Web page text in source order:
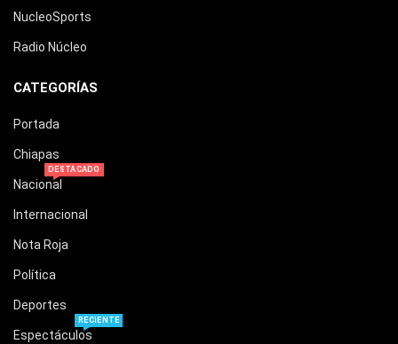
NucleoSports
Radio Núcleo
CATEGORÍAS
Portada
Chiapas
Nacional
DESTACADO
Internacional
Nota Roja
Política
Deportes
Espectáculos
RECIENTE